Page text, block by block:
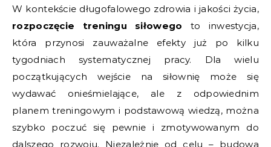
W kontekście długofalowego zdrowia i jakości życia,
rozpoczęcie treningu siłowego to inwestycja,
która przynosi zauważalne efekty już po kilku
tygodniach systematycznej pracy. Dla wielu
początkujących wejście na siłownię może się
wydawać onieśmielające, ale z odpowiednim
planem treningowym i podstawową wiedzą, można
szybko poczuć się pewnie i zmotywowanym do
dalszego rozwoju. Niezależnie od celu – budowa